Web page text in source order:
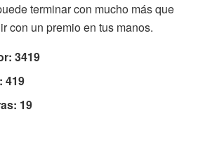
terminar con mucho más que
con un premio en tus manos.
3419
419
19